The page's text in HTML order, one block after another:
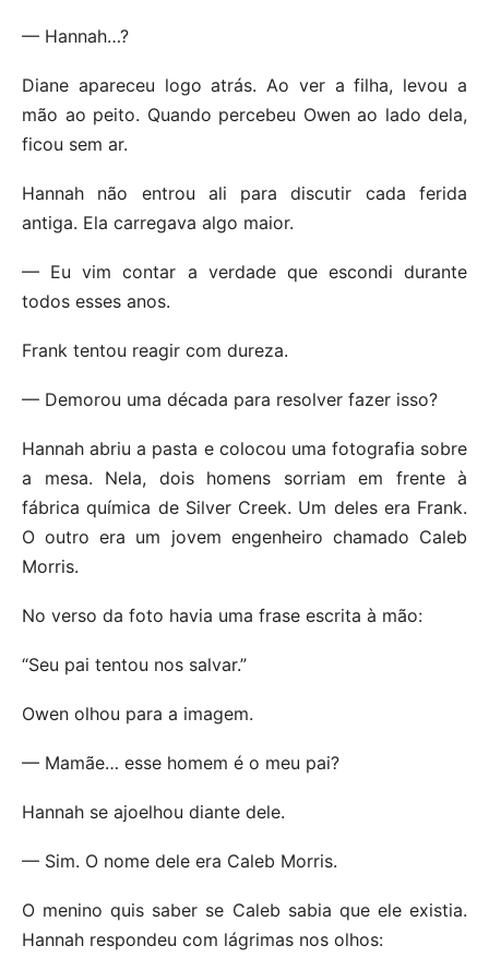
— Hannah…?
Diane apareceu logo atrás. Ao ver a filha, levou a
mão ao peito. Quando percebeu Owen ao lado dela,
ficou sem ar.
Hannah não entrou ali para discutir cada ferida
antiga. Ela carregava algo maior.
— Eu vim contar a verdade que escondi durante
todos esses anos.
Frank tentou reagir com dureza.
— Demorou uma década para resolver fazer isso?
Hannah abriu a pasta e colocou uma fotografia sobre
a mesa. Nela, dois homens sorriam em frente à
fábrica química de Silver Creek. Um deles era Frank.
O outro era um jovem engenheiro chamado Caleb
Morris.
No verso da foto havia uma frase escrita à mão:
“Seu pai tentou nos salvar.”
Owen olhou para a imagem.
— Mamãe… esse homem é o meu pai?
Hannah se ajoelhou diante dele.
— Sim. O nome dele era Caleb Morris.
O menino quis saber se Caleb sabia que ele existia.
Hannah respondeu com lágrimas nos olhos: